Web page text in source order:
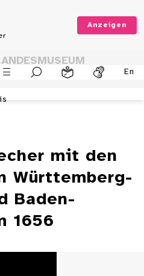
Anzeigen
En
mit den
Württemberg-
Baden-
1656